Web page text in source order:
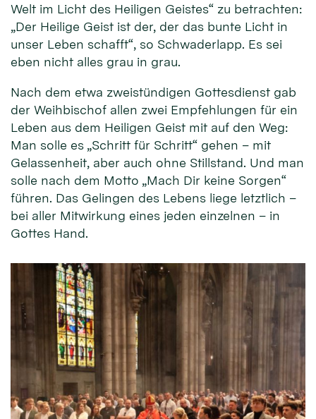
Welt im Licht des Heiligen Geistes“ zu betrachten:
„Der Heilige Geist ist der, der das bunte Licht in
unser Leben schafft“, so Schwaderlapp. Es sei
eben nicht alles grau in grau.
Nach dem etwa zweistündigen Gottesdienst gab
der Weihbischof allen zwei Empfehlungen für ein
Leben aus dem Heiligen Geist mit auf den Weg:
Man solle es „Schritt für Schritt“ gehen – mit
Gelassenheit, aber auch ohne Stillstand. Und man
solle nach dem Motto „Mach Dir keine Sorgen“
führen. Das Gelingen des Lebens liege letztlich –
bei aller Mitwirkung eines jeden einzelnen – in
Gottes Hand.